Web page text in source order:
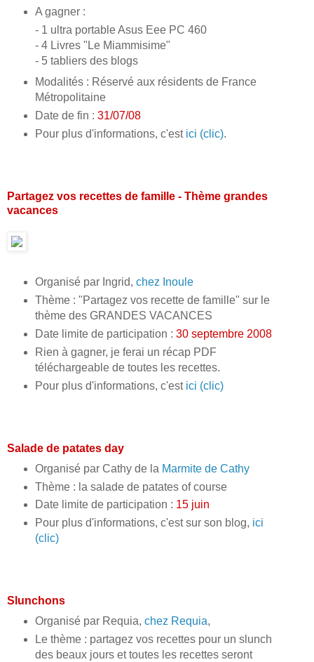
A gagner :
- 1 ultra portable Asus Eee PC 460
- 4 Livres "Le Miammisime"
- 5 tabliers des blogs
Modalités : Réservé aux résidents de France
Métropolitaine
Date de fin : 31/07/08
Pour plus d'informations, c'est ici (clic).
Partagez vos recettes de famille - Thème grandes
vacances
Organisé par Ingrid, chez Inoule
Thème : "Partagez vos recette de famille" sur le
thème des GRANDES VACANCES
Date limite de participation : 30 septembre 2008
Rien à gagner, je ferai un récap PDF
téléchargeable de toutes les recettes.
Pour plus d'informations, c'est ici (clic)
Salade de patates day
Organisé par Cathy de la Marmite de Cathy
Thème : la salade de patates of course
Date limite de participation : 15 juin
Pour plus d'informations, c'est sur son blog, ici
(clic)
Slunchons
Organisé par Requia, chez Requia,
Le thème : partagez vos recettes pour un slunch
des beaux jours et toutes les recettes seront